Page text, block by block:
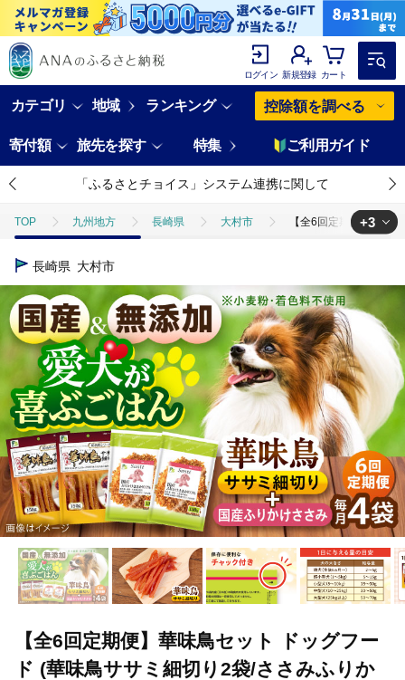
ログイン 新規登録 カート
カテゴリ 地域 ランキング 控除額を調べる
寄付額 旅先を探す 特集 ご利用ガイド
「ふるさとチョイス」システム連携に関して
TOP 九州地方 長崎県 大村市 【全6回定期便】華味
TOP
【全6回定期便】華味鳥セット ドッグフード
TOP 肉 鶏肉 ほかの鶏肉 【全6回定期便】華味鳥セ
+3
長崎県 大村市
【全6回定期便】華味鳥セット ドッグフー
ド (華味鳥ササミ細切り2袋/ささみふりか